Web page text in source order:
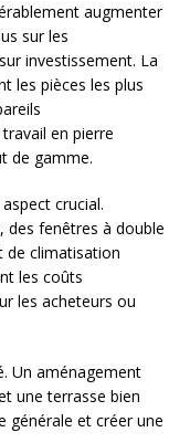
augmenter
sur les
investissement. La
les pièces les plus
en pierre
de gamme.
crucial.
des fenêtres à double
de climatisation
les coûts
les acheteurs ou
Un aménagement
une terrasse bien
générale et créer une